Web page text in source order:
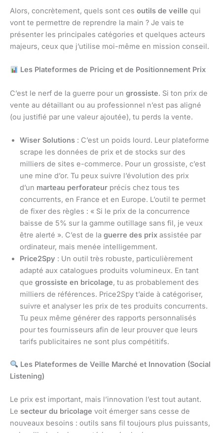
Alors, concrètement, quels sont ces outils de veille qui
vont te permettre de reprendre la main ? Je vais te
présenter les principales catégories et quelques acteurs
majeurs, ceux que j’utilise moi-même en mission conseil.
Les Plateformes de Pricing et de Positionnement Prix
C’est le nerf de la guerre pour un grossiste. Si ton prix de
vente au détaillant ou au professionnel n’est pas aligné
(ou justifié par une valeur ajoutée), tu perds la vente.
Wiser Solutions : C’est un poids lourd. Leur plateforme
scrape les données de prix et de stocks sur des
milliers de sites e-commerce. Pour un grossiste, c’est
une mine d’or. Tu peux suivre l’évolution des prix
d’un marteau perforateur précis chez tous tes
concurrents, en France et en Europe. L’outil te permet
de fixer des règles : « Si le prix de la concurrence
baisse de 5% sur la gamme outillage sans fil, je veux
être alerté ». C’est de la guerre des prix assistée par
ordinateur, mais menée intelligemment.
Price2Spy : Un outil très robuste, particulièrement
adapté aux catalogues produits volumineux. En tant
que grossiste en bricolage, tu as probablement des
milliers de références. Price2Spy t’aide à catégoriser,
suivre et analyser les prix de tes produits concurrents.
Tu peux même générer des rapports personnalisés
pour tes fournisseurs afin de leur prouver que leurs
tarifs publicitaires ne sont plus compétitifs.
Les Plateformes de Veille Marché et Innovation (Social
Listening)
Le prix est important, mais l’innovation l’est tout autant.
Le secteur du bricolage voit émerger sans cesse de
nouveaux besoins : outils sans fil toujours plus puissants,